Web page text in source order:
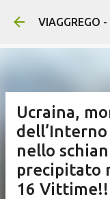
VIAGGREGO
Ucraina,
nello
precipitato
16 Vittime!!